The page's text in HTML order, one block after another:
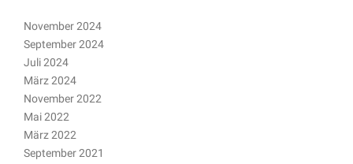
November 2024
September 2024
Juli 2024
März 2024
November 2022
Mai 2022
März 2022
September 2021